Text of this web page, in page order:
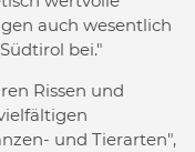
auch wesentlich
bei."
Rissen und
und Tierarten",